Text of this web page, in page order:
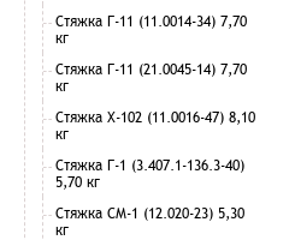
Стяжка Г-11 (11.0014-34) 7,70
кг
Стяжка Г-11 (21.0045-14) 7,70
кг
Стяжка Х-102 (11.0016-47) 8,10
кг
Стяжка Г-1 (3.407.1-136.3-40)
5,70 кг
Стяжка СМ-1 (12.020-23) 5,30
кг